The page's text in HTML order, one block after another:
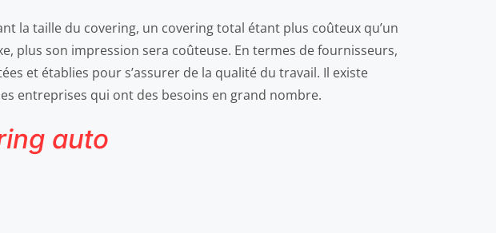
la taille du covering, un covering total étant plus coûteux qu’un
plus son impression sera coûteuse. En termes de fournisseurs,
et établies pour s’assurer de la qualité du travail. Il existe
entreprises qui ont des besoins en grand nombre.
auto